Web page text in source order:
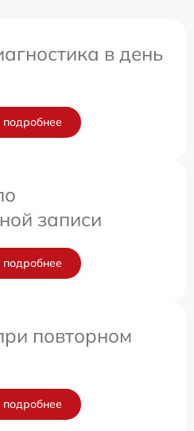
в день
подробнее
записи
подробнее
повторном
подробнее